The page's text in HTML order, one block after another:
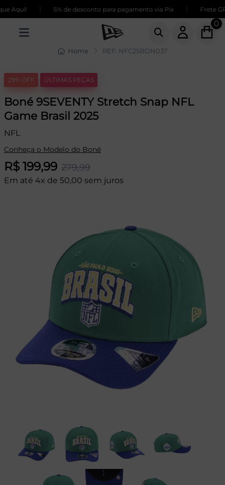
Aqui! 5% de desconto para pagamento via Pix Frete
0
Home REF: NFC25BON037
29% OFF ÚLTIMAS PEÇAS
Boné 9SEVENTY Stretch Snap NFL
Game Brasil 2025
NFL
Conheça o Modelo do Boné
R$ 199,99 279,99
Em até 4x de 50,00 sem juros